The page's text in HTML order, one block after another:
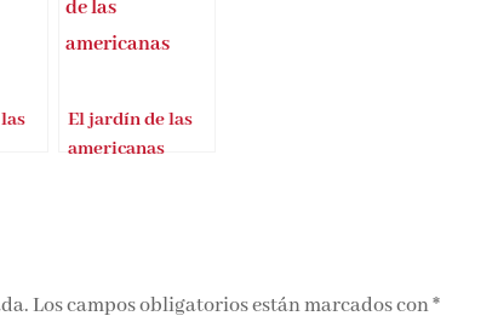
El jardín de las
americanas
Los campos obligatorios están marcados con*